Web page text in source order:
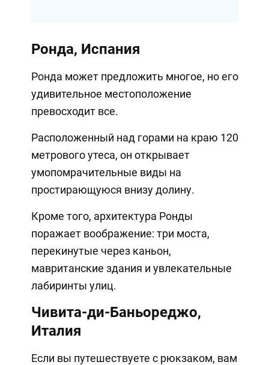
Ронда, Испания
Ронда может предложить многое, но его
удивительное местоположение
превосходит все.
Расположенный над горами на краю 120
метрового утеса, он открывает
умопомрачительные виды на
простирающуюся внизу долину.
Кроме того, архитектура Ронды
поражает воображение: три моста,
перекинутые через каньон,
мавританские здания и увлекательные
лабиринты улиц.
Чивита-ди-Баньореджо,
Италия
Если вы путешествуете с рюкзаком, вам